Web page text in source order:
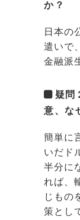
か？
日本の
遣いで
金融派
疑問
意、な
簡単に
いだド
半分に
れば、
じもの
策とし